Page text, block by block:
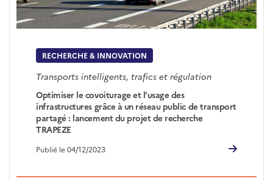
RECHERCHE & INNOVATION
Transports intelligents, trafics et régulation
Optimiser le covoiturage et l'usage des
infrastructures grâce à un réseau public de transport
partagé : lancement du projet de recherche
TRAPEZE
Publié le 04/12/2023